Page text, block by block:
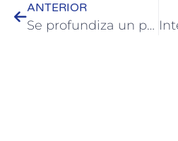
ANTERIOR
Se profundiza un plan de trabajo para el desarrollo de la Escuela Agrotécnica de Colón